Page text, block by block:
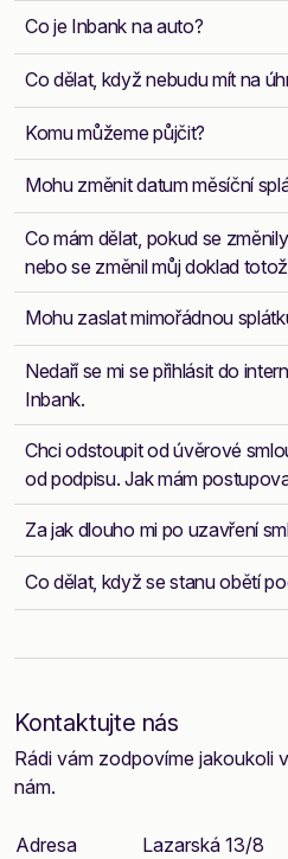
Co je Inbank na auto?
Co dělat, když nebudu mít na
Komu můžeme půjčit?
Mohu změnit datum měsíční
Co mám dělat, pokud se
nebo se změnil můj doklad
Mohu zaslat mimořádnou
Nedaří se mi se přihlásit do
Inbank.
Chci odstoupit od úvěrové
od podpisu. Jak mám
Za jak dlouho mi po uzavření
Co dělat, když se stanu obětí
Kontaktujte nás
Rádi vám zodpovíme jakoukoli
nám.
Adresa
Lazarská 13/8